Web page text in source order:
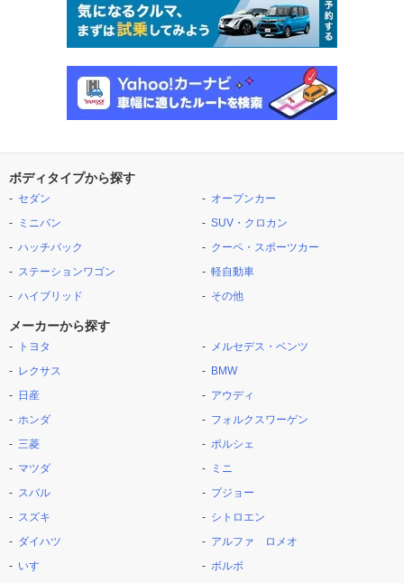
ボディタイプから探す
セダン
ミニバン
ハッチバック
ステーションワゴン
ハイブリッド
オープンカー
SUV・クロカン
クーペ・スポーツカー
軽自動車
その他
メーカーから探す
トヨタ
レクサス
日産
ホンダ
三菱
マツダ
スバル
スズキ
ダイハツ
いすゞ
メルセデス・ベンツ
BMW
アウディ
フォルクスワーゲン
ポルシェ
ミニ
プジョー
シトロエン
アルファ ロメオ
ボルボ